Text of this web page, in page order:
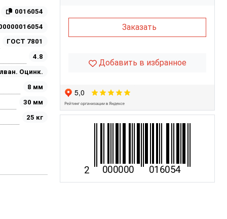
0016054
ГОСТ 7801
4.8
Оцинк.
8 мм
30 мм
25 кг
Заказать
Добавить в избранное